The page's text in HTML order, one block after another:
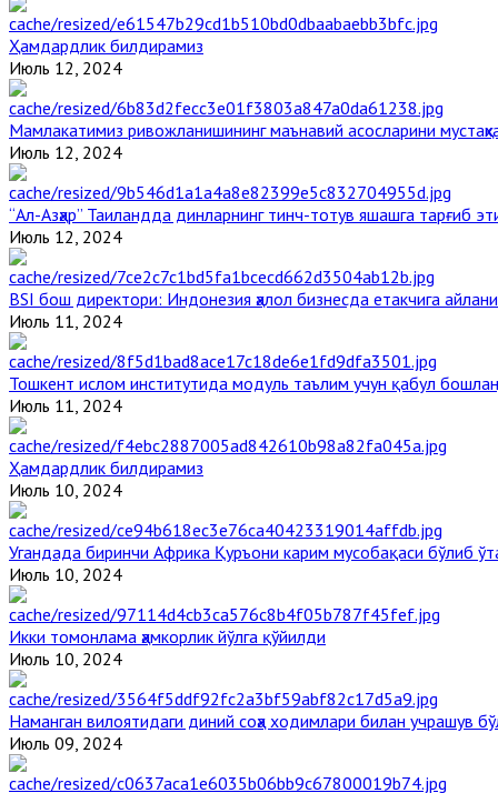
Ҳамдардлик билдирамиз
Июль 12, 2024
Мамлакатимиз ривожланишининг маънавий асосларини
Июль 12, 2024
“Ал-Азҳар” Таиландда динларнинг тинч-тотув яшашга тарғиб
Июль 12, 2024
BSI бош директори: Индонезия ҳалол бизнесда етакчига
Июль 11, 2024
Тошкент ислом институтида модуль таълим учун қабул
Июль 11, 2024
Ҳамдардлик билдирамиз
Июль 10, 2024
Угандада биринчи Aфрика Қуръони карим мусобақаси бўлиб
Июль 10, 2024
Икки томонлама ҳамкорлик йўлга қўйилди
Июль 10, 2024
Наманган вилоятидаги диний соҳа ходимлари билан учрашув
Июль 09, 2024